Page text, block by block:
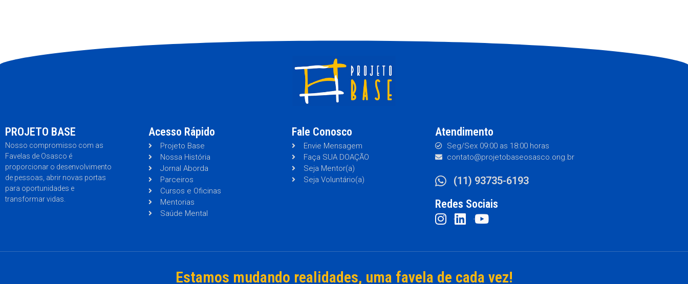
PROJETO BASE
Nosso compromisso com as
Favelas de Osasco é
proporcionar o desenvolvimento
de pessoas, abrir novas portas
para oportunidades e
transformar vidas.
Acesso Rápido
Projeto Base
Nossa História
Jornal Aborda
Parceiros
Cursos e Oficinas
Mentorias
Saúde Mental
Fale Conosco
Envie Mensagem
Faça SUA DOAÇÃO
Seja Mentor(a)
Seja Voluntário(a)
Atendimento
Seg/Sex 09:00 as 18:00 horas
contato@projetobaseosasco.ong.br
(11) 93735-6193
Redes Sociais
Estamos mudando realidades, uma favela de cada vez!